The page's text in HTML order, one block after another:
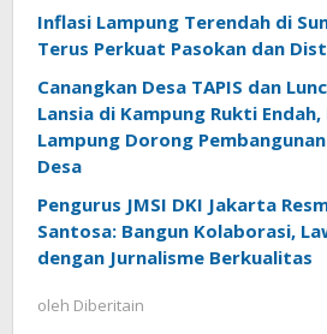
Inflasi Lampung Terendah di
Terus Perkuat Pasokan dan
Canangkan Desa TAPIS dan
Lansia di Kampung Rukti Endah,
Lampung Dorong
Desa
Pengurus JMSI DKI Jakarta
Santosa: Bangun Kolaborasi,
dengan Jurnalisme Berkualitas
oleh Diberitain